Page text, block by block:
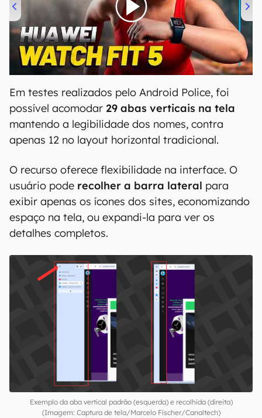
00:00/04:51
Em testes realizados pelo Android Police, foi
possível acomodar 29 abas verticais na tela
mantendo a legibilidade dos nomes, contra
apenas 12 no layout horizontal tradicional.
O recurso oferece flexibilidade na interface. O
usuário pode recolher a barra lateral para
exibir apenas os ícones dos sites, economizando
espaço na tela, ou expandi-la para ver os
detalhes completos.
Exemplo da aba vertical padrão (esquerda) e recolhida (direita)
(Imagem: Captura de tela/Marcelo Fischer/Canaltech)